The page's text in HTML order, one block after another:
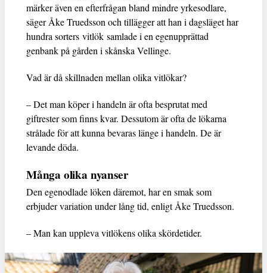
märker även en efterfrågan bland mindre yrkesodlare,
säger Åke Truedsson och tillägger att han i dagsläget har
hundra sorters vitlök samlade i en egenupprättad
genbank på gården i skånska Vellinge.
Vad är då skillnaden mellan olika vitlökar?
– Det man köper i handeln är ofta besprutat med
giftrester som finns kvar. Dessutom är ofta de lökarna
strålade för att kunna bevaras länge i handeln. De är
levande döda.
Många olika nyanser
Den egenodlade löken däremot, har en smak som
erbjuder variation under lång tid, enligt Åke Truedsson.
– Man kan uppleva vitlökens olika skördetider.